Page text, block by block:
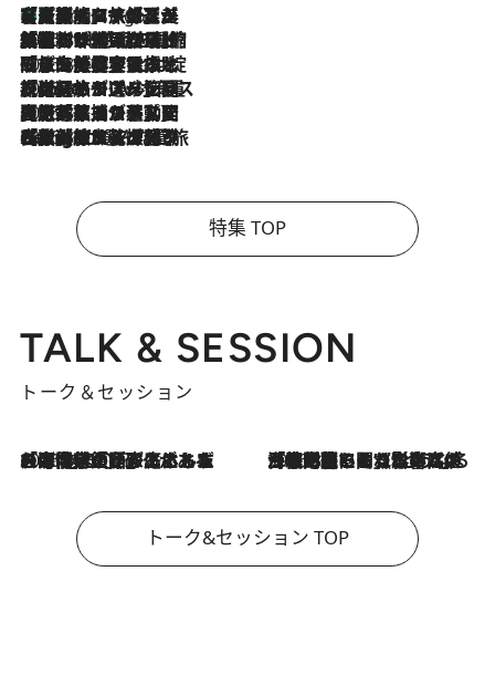
5 Hours Ago
【厳選旅コスメ】「多機能アイテムがメイン！」旅好き美容エディターが選んだ夏旅ベストコスメを発表【Mサイズジップ】
2026.8.6
「荷物が増えるほど旅ストレスは増す」美容ジャーナリストがたどり着いた最終結論。“化粧品を劇的に減らす”感動の凝縮美容とは
2026.8.6
「旅先には金髪ウィッグを持参」日本と同じメイクでは損してる!? 美容ジャーナリストが提案する“掟破りの旅美容”とは
2026.8.6
【厳選旅コスメ】「身軽さ＆UV対策重視！」ヘアアーティストshucoが選んだ夏旅ベストコスメを発表【Mサイズジップ】
2026.8.5
【厳選旅コスメ】国内をあちこち移動する河井菜摘が選んだ夏旅ベストコスメ発表！「リラックスアイテムはマスト」【Mサイズジップ】
2026.8.4
【厳選旅コスメ】「紫外線＆乾燥対策しながらメイク感も！」ヘア＆メイクGeorgeが選んだ夏旅ベストコスメを発表！【Mサイズジップ】
特集 TOP
TALK & SESSION
トーク＆セッション
2026.8.3
「今後値上げがあるとすれば…」「リスクがあるのは今年の冬」エネルギー専門家が語る、ホルムズ海峡封鎖が家庭にもたらす“ある心配” 2026.8.3
「住宅建てられない…」「サーチャージ料の高値が続いている」ホルムズ海峡封鎖による影響はいつまで続く？《エネルギー専門家に聞く“どうなる日本の暮らし”》
トーク&セッション TOP